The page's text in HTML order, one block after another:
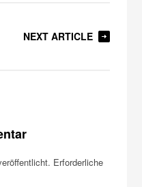
NEXT ARTICLE
Erforderliche